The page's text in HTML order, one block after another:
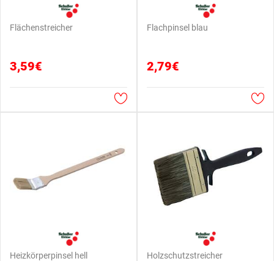
Flächenstreicher
3,59€
Flachpinsel blau
2,79€
Heizkörperpinsel hell Holzschutzstreicher